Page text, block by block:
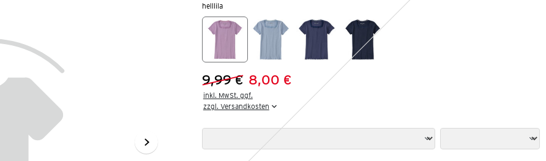
helllila
Vorheriger Preis:
9,99 €
Neuer Preis:
8,00 €
inkl. MwSt. ggf.
zzgl. Versandkosten